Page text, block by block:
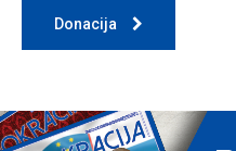
Donacija